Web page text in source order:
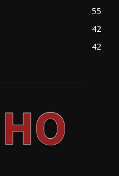
55
42
42